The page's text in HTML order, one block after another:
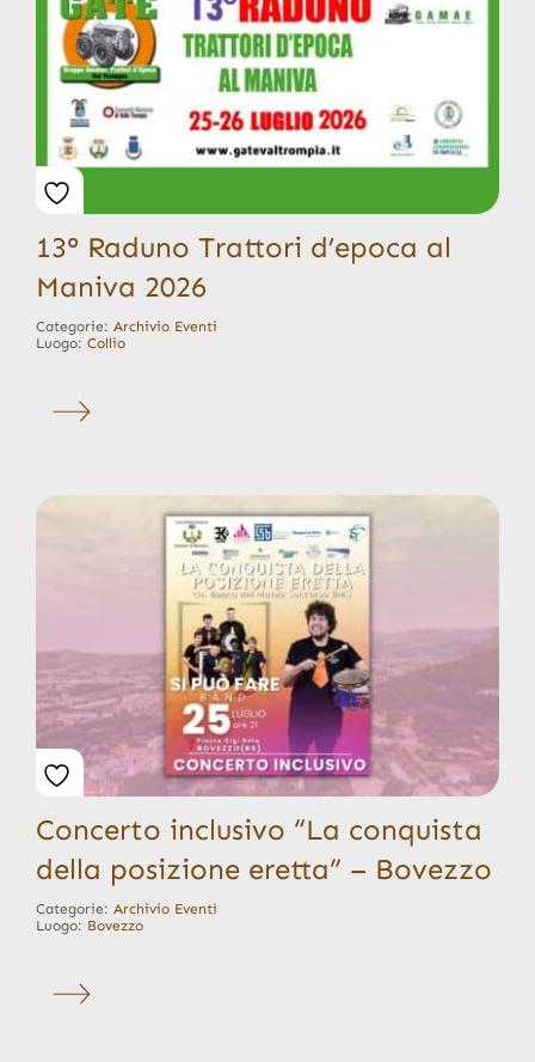
13° Raduno Trattori d’epoca al
Maniva 2026
Categorie: Archivio Eventi
Luogo: Collio
Concerto inclusivo “La conquista
della posizione eretta” – Bovezzo
Categorie: Archivio Eventi
Luogo: Bovezzo